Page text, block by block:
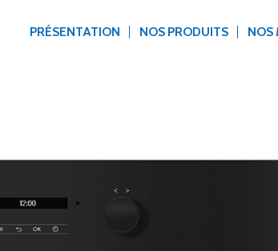
PRÉSENTATION NOS PRODUITS NOS